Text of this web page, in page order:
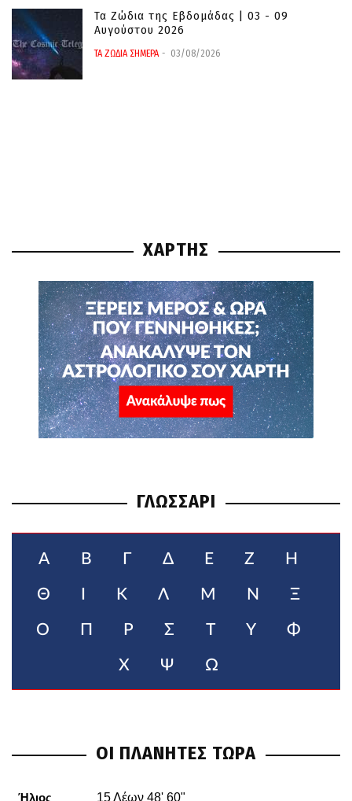
Τα Ζώδια της Εβδομάδας | 03 - 09
Αυγούστου 2026
ΤΑ ΖΩΔΙΑ ΣΗΜΕΡΑ 03/08/2026
ΧΑΡΤΗΣ
ΓΛΩΣΣΑΡΙ
Α Β Γ Δ Ε Ζ Η
Θ Κ Λ Μ Ν Ξ
Ο Π Ρ Σ Τ Υ Φ
Χ Ψ Ω
ΟΙ ΠΛΑΝΗΤΕΣ ΤΩΡΑ